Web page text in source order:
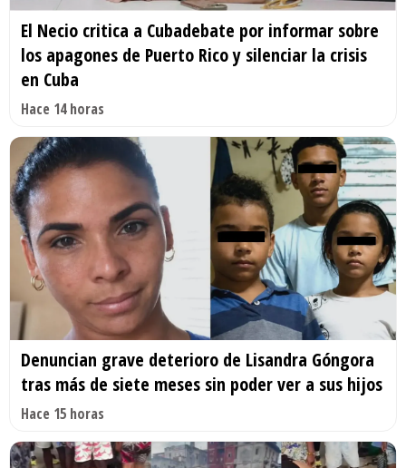
El Necio critica a Cubadebate por informar sobre
los apagones de Puerto Rico y silenciar la crisis
en Cuba
Hace 14 horas
Denuncian grave deterioro de Lisandra Góngora
tras más de siete meses sin poder ver a sus hijos
Hace 15 horas